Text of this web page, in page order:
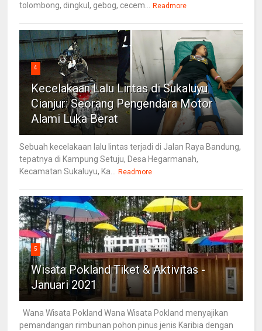
tolombong, dingkul, gebog, cecem...
Readmore
4
Kecelakaan Lalu Lintas di Sukaluyu
Cianjur: Seorang Pengendara Motor
Alami Luka Berat
Sebuah kecelakaan lalu lintas terjadi di Jalan Raya Bandung,
tepatnya di Kampung Setuju, Desa Hegarmanah,
Kecamatan Sukaluyu, Ka...
Readmore
5
Wisata Pokland Tiket & Aktivitas -
Januari 2021
Wana Wisata Pokland Wana Wisata Pokland menyajikan
pemandangan rimbunan pohon pinus jenis Karibia dengan